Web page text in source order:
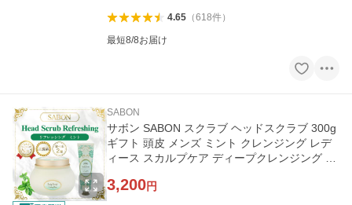
4.65（618件）
最短8/8お届け
SABON
サボン SABON スクラブ ヘッドスクラブ 300g
ギフト 頭皮 メンズ ミント クレンジング レデ
ィース スカルプケア ディープクレンジング 頭
3,200円